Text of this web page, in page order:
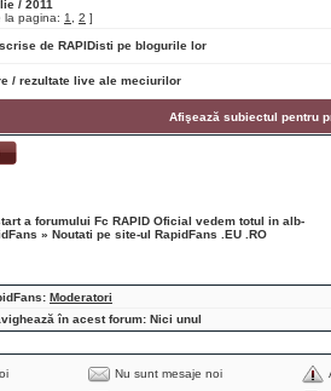
/ 2011
la pagina: 1 2 ]
de RAPIDisti pe blogurile lor
/ rezultate live ale meciurilor
Afişează subiectul pentru
a forumului Fc RAPID Oficial vedem totul in alb-
» Noutati pe site-ul RapidFans .EU .RO
Moderatori
în acest forum: Nici unul
Nu sunt mesaje noi